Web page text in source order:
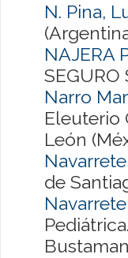
N. Pina,
NAJERA
SEGURO
Narro
Eleuterio
León
de